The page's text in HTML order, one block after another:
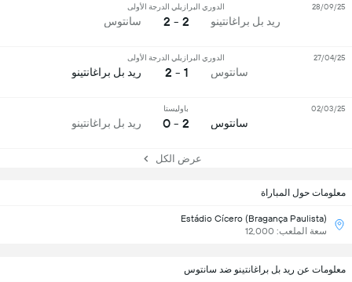
معلومات حول المباراة
Estádio Cícero (Bragança Paulista)
سعة الملعب: 12,000
ريد بل براغانتينو
الدوري البرازيلي الدرجة الأولى
2 - 2 سانتوس
28/09/25
سانتوس
الدوري البرازيلي الدرجة الأولى
1 - 2 ريد بل براغانتينو
27/04/25
سانتوس
باوليستا
2 - 0 ريد بل براغانتينو
02/03/25
عرض الكل
معلومات عن ريد بل براغانتينو ضد سانتوس